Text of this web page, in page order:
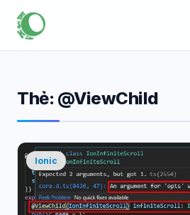
Thẻ: @ViewChild
Ionic